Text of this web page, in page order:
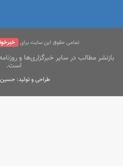
تمامی حقوق این سایت برای
بازنشر مطالب در سایر خبرگزاری‌ها و
است.
طراحی و تولید: